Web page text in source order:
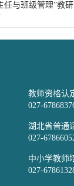
任与班级管理”教
教师资格认
027-
湖北省普通
027-
中小学教师
027-